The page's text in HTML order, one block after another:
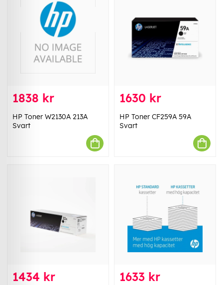
1838 kr
HP Toner W2130A 213A
Svart
1630 kr
HP Toner CF259A 59A
Svart
1434 kr 1633 kr